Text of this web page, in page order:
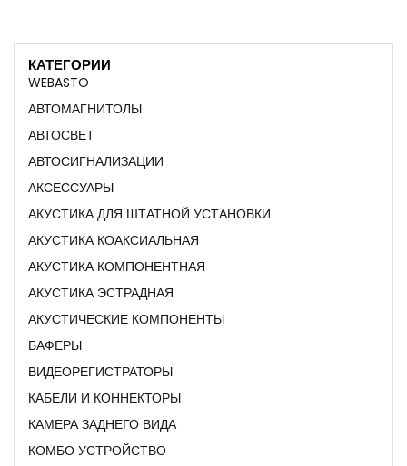
КАТЕГОРИИ
WEBASTO
АВТОМАГНИТОЛЫ
АВТОСВЕТ
АВТОСИГНАЛИЗАЦИИ
АКСЕССУАРЫ
АКУСТИКА ДЛЯ ШТАТНОЙ УСТАНОВКИ
АКУСТИКА КОАКСИАЛЬНАЯ
АКУСТИКА КОМПОНЕНТНАЯ
АКУСТИКА ЭСТРАДНАЯ
АКУСТИЧЕСКИЕ КОМПОНЕНТЫ
БАФЕРЫ
ВИДЕОРЕГИСТРАТОРЫ
КАБЕЛИ И КОННЕКТОРЫ
КАМЕРА ЗАДНЕГО ВИДА
КОМБО УСТРОЙСТВО